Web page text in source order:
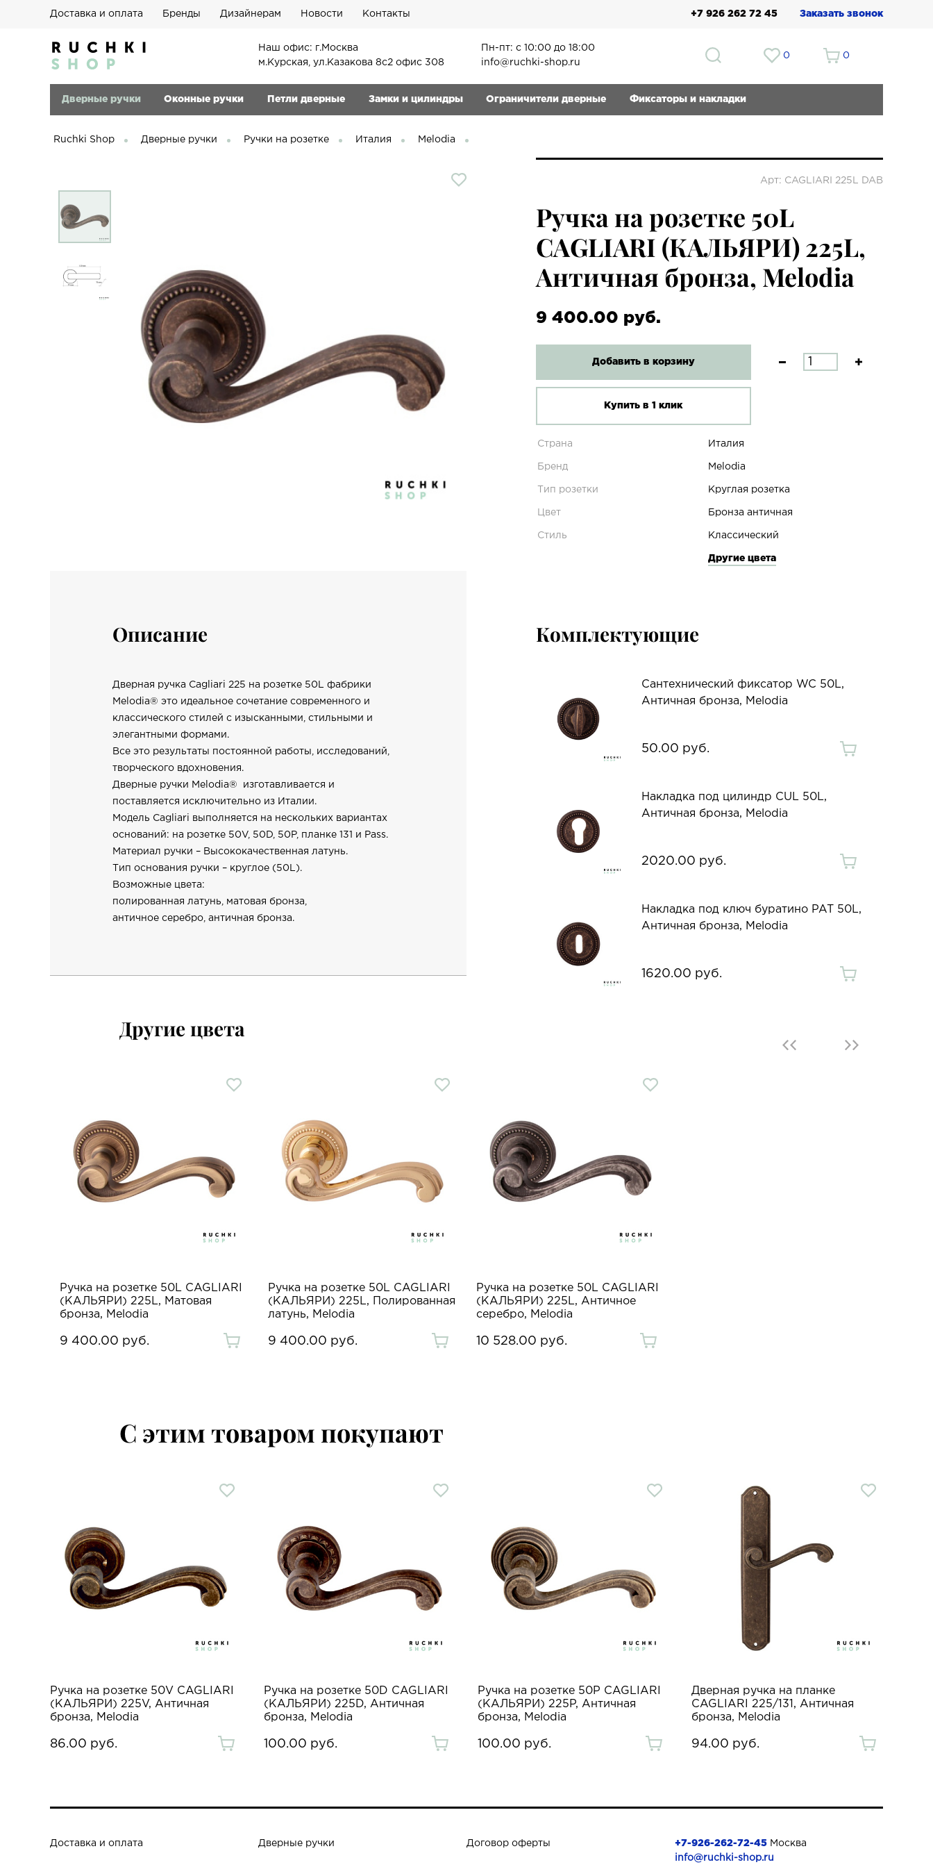
Доставка и оплата Бренды Дизайнерам Новости Контакты +7 926 262 72 45 Заказать звонок
Наш офис: г.Москва
м.Курская, ул.Казакова 8с2 офис 308
Пн-пт: с 10:00 до 18:00
info@ruchki-shop.ru
0 0
Дверные ручки Оконные ручки Петли дверные Замки и цилиндры Ограничители дверные Фиксаторы и накладки
Ruchki Shop Дверные ручки Ручки на розетке Италия Melodia
Арт: CAGLIARI 225L DAB
Ручка на розетке 50L
CAGLIARI (КАЛЬЯРИ) 225L,
Античная бронза, Melodia
9 400.00 руб.
Добавить в корзину
Купить в 1 клик
Страна Италия
Бренд Melodia
Тип розетки Круглая розетка
Цвет Бронза античная
Стиль Классический
Другие цвета
Описание
Дверная ручка Cagliari 225 на розетке 50L фабрики
Melodia® это идеальное сочетание современного и
классического стилей с изысканными, стильными и
элегантными формами.
Все это результаты постоянной работы, исследований,
творческого вдохновения.
Дверные ручки Melodia® изготавливается и
поставляется исключительно из Италии.
Модель Cagliari выполняется на нескольких вариантах
оснований: на розетке 50V, 50D, 50P, планке 131 и Pass.
Материал ручки – Высококачественная латунь.
Тип основания ручки – круглое (50L).
Возможные цвета:
полированная латунь, матовая бронза,
античное серебро, античная бронза.
Комплектующие
Сантехнический фиксатор WC 50L,
Античная бронза, Melodia
50.00 руб.
Накладка под цилиндр CUL 50L,
Античная бронза, Melodia
2020.00 руб.
Накладка под ключ буратино PAT 50L,
Античная бронза, Melodia
1620.00 руб.
Другие цвета
Ручка на розетке 50L CAGLIARI
(КАЛЬЯРИ) 225L, Матовая
бронза, Melodia
9 400.00 руб.
Ручка на розетке 50L CAGLIARI
(КАЛЬЯРИ) 225L, Полированная
латунь, Melodia
9 400.00 руб.
Ручка на розетке 50L CAGLIARI
(КАЛЬЯРИ) 225L, Античное
серебро, Melodia
10 528.00 руб.
С этим товаром покупают
Ручка на розетке 50V CAGLIARI
(КАЛЬЯРИ) 225V, Античная
бронза, Melodia
86.00 руб.
Ручка на розетке 50D CAGLIARI
(КАЛЬЯРИ) 225D, Античная
бронза, Melodia
100.00 руб.
Ручка на розетке 50P CAGLIARI
(КАЛЬЯРИ) 225P, Античная
бронза, Melodia
100.00 руб.
Дверная ручка на планке
CAGLIARI 225/131, Античная
бронза, Melodia
94.00 руб.
Доставка и оплата Дверные ручки Договор оферты +7-926-262-72-45Москва
info@ruchki-shop.ru